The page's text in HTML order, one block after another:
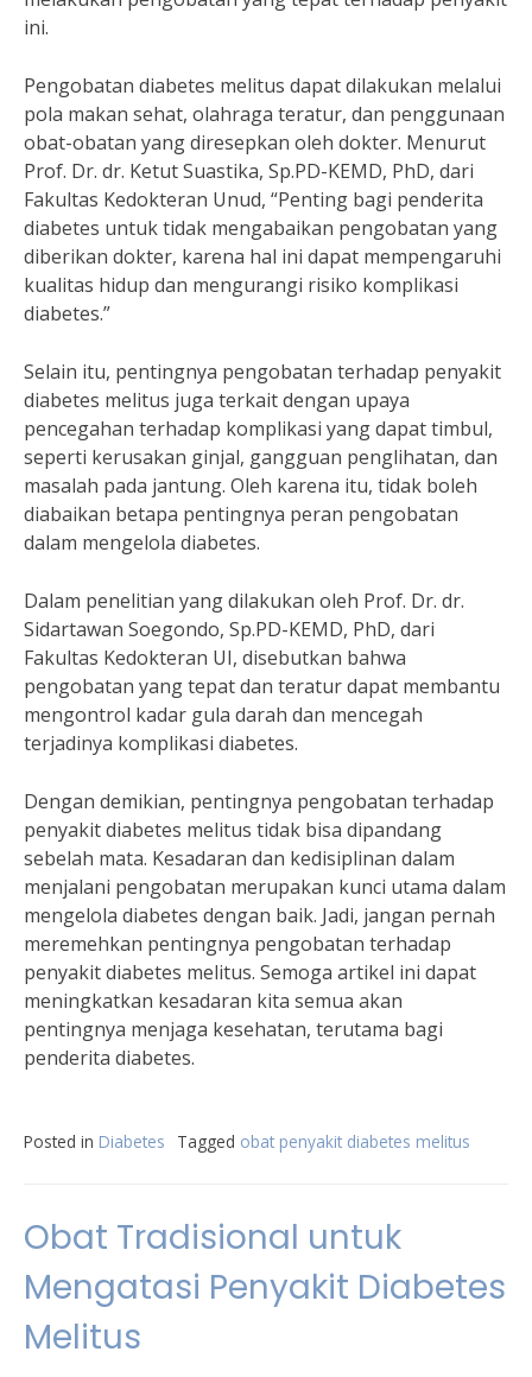
ini.
Pengobatan diabetes melitus dapat dilakukan melalui
pola makan sehat, olahraga teratur, dan penggunaan
obat-obatan yang diresepkan oleh dokter. Menurut
Prof. Dr. dr. Ketut Suastika, Sp.PD-KEMD, PhD, dari
Fakultas Kedokteran Unud, “Penting bagi penderita
diabetes untuk tidak mengabaikan pengobatan yang
diberikan dokter, karena hal ini dapat mempengaruhi
kualitas hidup dan mengurangi risiko komplikasi
diabetes.”
Selain itu, pentingnya pengobatan terhadap penyakit
diabetes melitus juga terkait dengan upaya
pencegahan terhadap komplikasi yang dapat timbul,
seperti kerusakan ginjal, gangguan penglihatan, dan
masalah pada jantung. Oleh karena itu, tidak boleh
diabaikan betapa pentingnya peran pengobatan
dalam mengelola diabetes.
Dalam penelitian yang dilakukan oleh Prof. Dr. dr.
Sidartawan Soegondo, Sp.PD-KEMD, PhD, dari
Fakultas Kedokteran UI, disebutkan bahwa
pengobatan yang tepat dan teratur dapat membantu
mengontrol kadar gula darah dan mencegah
terjadinya komplikasi diabetes.
Dengan demikian, pentingnya pengobatan terhadap
penyakit diabetes melitus tidak bisa dipandang
sebelah mata. Kesadaran dan kedisiplinan dalam
menjalani pengobatan merupakan kunci utama dalam
mengelola diabetes dengan baik. Jadi, jangan pernah
meremehkan pentingnya pengobatan terhadap
penyakit diabetes melitus. Semoga artikel ini dapat
meningkatkan kesadaran kita semua akan
pentingnya menjaga kesehatan, terutama bagi
penderita diabetes.
Posted in Diabetes Tagged obat penyakit diabetes melitus
Obat Tradisional untuk
Mengatasi Penyakit Diabetes
Melitus